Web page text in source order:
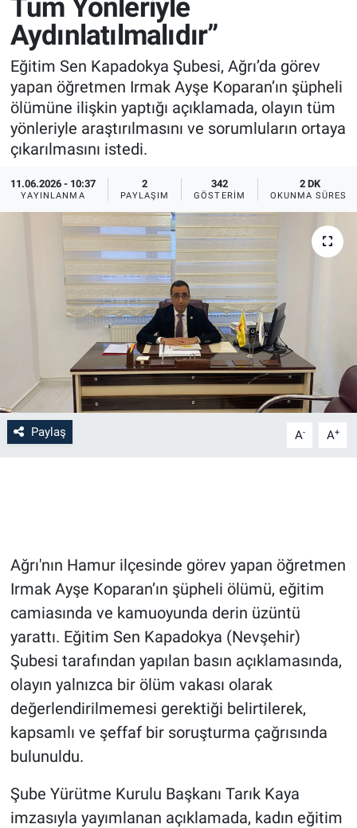
Tüm Yönleriyle
Aydınlatılmalıdır”
Eğitim Sen Kapadokya Şubesi, Ağrı’da görev
yapan öğretmen Irmak Ayşe Koparan’ın şüpheli
ölümüne ilişkin yaptığı açıklamada, olayın tüm
yönleriyle araştırılmasını ve sorumluların ortaya
çıkarılmasını istedi.
11.06.2026 - 10:37
YAYINLANMA
2
PAYLAŞIM
342
GÖSTERIM
2 DK
OKUNMA SÜRESI
Paylaş A- A+
Ağrı'nın Hamur ilçesinde görev yapan öğretmen
Irmak Ayşe Koparan’ın şüpheli ölümü, eğitim
camiasında ve kamuoyunda derin üzüntü
yarattı. Eğitim Sen Kapadokya (Nevşehir)
Şubesi tarafından yapılan basın açıklamasında,
olayın yalnızca bir ölüm vakası olarak
değerlendirilmemesi gerektiği belirtilerek,
kapsamlı ve şeffaf bir soruşturma çağrısında
bulunuldu.
Şube Yürütme Kurulu Başkanı Tarık Kaya
imzasıyla yayımlanan açıklamada, kadın eğitim
Sağlık
Yerel
Genel
Asayiş
İlan - Duyuru- Mesaj
Türkiye Gündemi
Sizden Gelenler
Yaşam
Sağlık
Eğitim
Kültür
3.Sayfa
Medya
Bilim-Tek
Teknoloji
Niğde
Aksaray
Kırşehir
Yerel
Genel
Asayiş
Kültür - Sanat
İlan - Duyuru- Mesaj
Türkiye Gündemi
Sizden Gelenler